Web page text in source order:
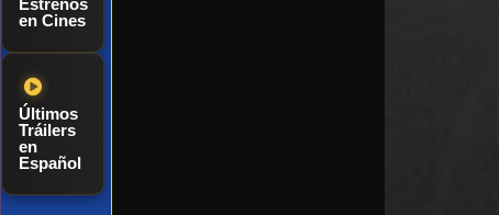
Estrenos
en Cines
Últimos
Tráilers
en
Español